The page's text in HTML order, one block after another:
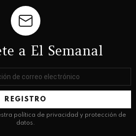
a El Semanal
política de privacidad y protección de
datos.